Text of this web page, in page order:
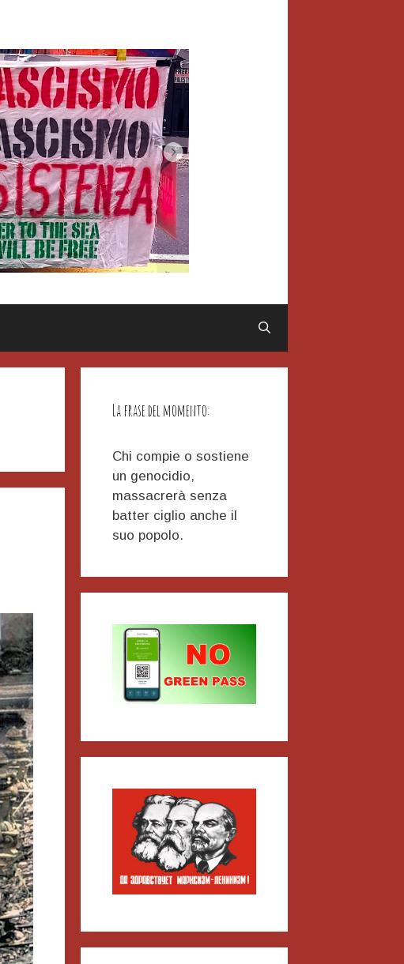
La frase del momento:
Chi compie o sostiene
un genocidio,
massacrerà senza
batter ciglio anche il
suo popolo.